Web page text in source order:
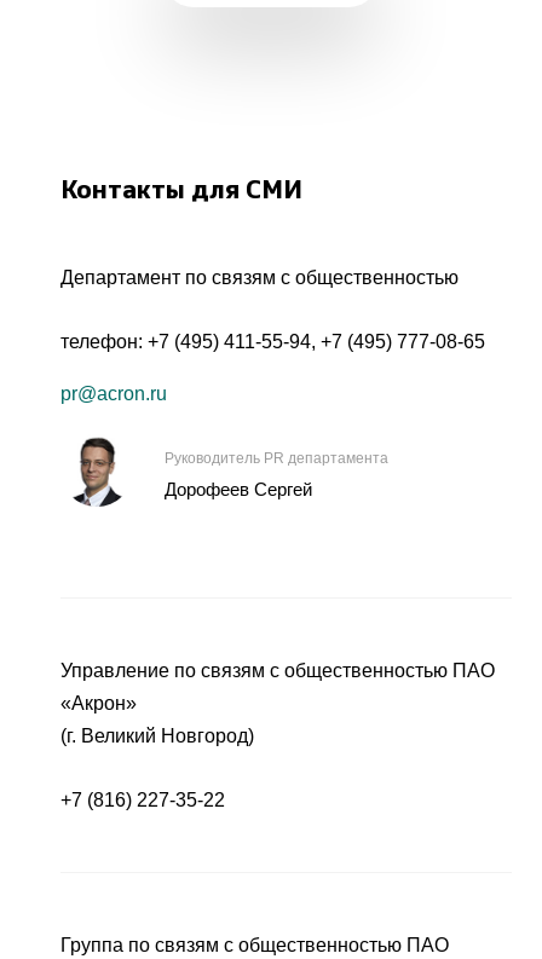
Контакты для СМИ
Департамент по связям с общественностью
телефон: +7 (495) 411-55-94, +7 (495) 777-08-65
pr@acron.ru
Руководитель PR департамента
Дорофеев Сергей
Управление по связям с общественностью ПАО
«Акрон»
(г. Великий Новгород)
+7 (816) 227-35-22
Группа по связям с общественностью ПАО